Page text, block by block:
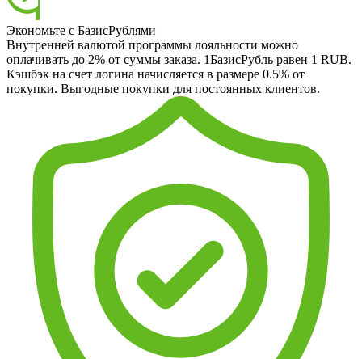
Экономьте с БазисРублями
Внутренней валютой программы лояльности можно
оплачивать до 2% от суммы заказа. 1БазисРубль равен 1 RUB.
Кэшбэк на счет логина начисляется в размере 0.5% от
покупки. Выгодные покупки для постоянных клиентов.